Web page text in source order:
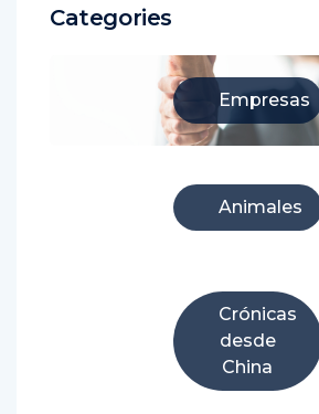
Categories
Empresas
Animales
Crónicas
desde
China